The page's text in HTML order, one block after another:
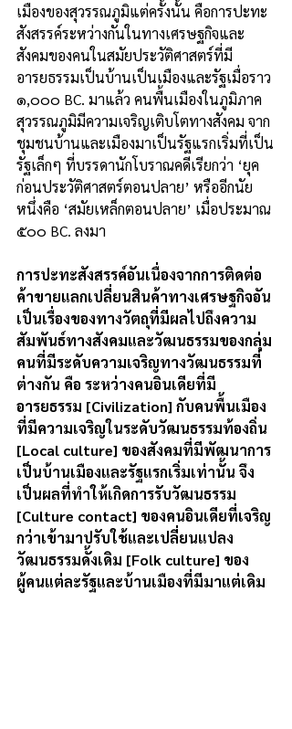
เมืองของสุวรรณภูมิแต่ครั้งนั้น คือการปะทะ
สังสรรค์ระหว่างกันในทางเศรษฐกิจและ
สังคมของคนในสมัยประวัติศาสตร์ที่มี
อารยธรรมเป็นบ้านเป็นเมืองและรัฐเมื่อราว
๑,๐๐๐ BC. มาแล้ว คนพื้นเมืองในภูมิภาค
สุวรรณภูมิมีความเจริญเติบโตทางสังคม จาก
ชุมชนบ้านและเมืองมาเป็นรัฐแรกเริ่มที่เป็น
รัฐเล็กๆ ที่บรรดานักโบราณคดีเรียกว่า ‘ยุค
ก่อนประวัติศาสตร์ตอนปลาย’ หรืออีกนัย
หนึ่งคือ ‘สมัยเหล็กตอนปลาย’ เมื่อประมาณ
๕๐๐ BC. ลงมา
การปะทะสังสรรค์อันเนื่องจากการติดต่อ
ค้าขายแลกเปลี่ยนสินค้าทางเศรษฐกิจอัน
เป็นเรื่องของทางวัตถุที่มีผลไปถึงความ
สัมพันธ์ทางสังคมและวัฒนธรรมของกลุ่ม
คนที่มีระดับความเจริญทางวัฒนธรรมที่
ต่างกัน คือ ระหว่างคนอินเดียที่มี
อารยธรรม [Civilization] กับคนพื้นเมือง
ที่มีความเจริญในระดับวัฒนธรรมท้องถิ่น
[Local culture] ของสังคมที่มีพัฒนาการ
เป็นบ้านเมืองและรัฐแรกเริ่มเท่านั้น จึง
เป็นผลที่ทำให้เกิดการรับวัฒนธรรม
[Culture contact] ของคนอินเดียที่เจริญ
กว่าเข้ามาปรับใช้และเปลี่ยนแปลง
วัฒนธรรมดั้งเดิม [Folk culture] ของ
ผู้คนแต่ละรัฐและบ้านเมืองที่มีมาแต่เดิม